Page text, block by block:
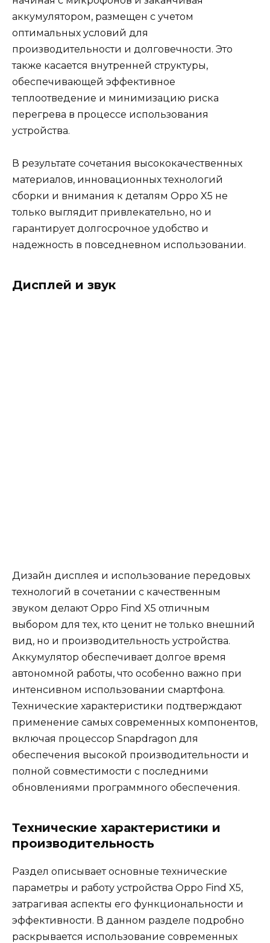
аккумулятором, размещен с учетом
оптимальных условий для
производительности и долговечности. Это
также касается внутренней структуры,
обеспечивающей эффективное
теплоотведение и минимизацию риска
перегрева в процессе использования
устройства.
В результате сочетания высококачественных
материалов, инновационных технологий
сборки и внимания к деталям Oppo X5 не
только выглядит привлекательно, но и
гарантирует долгосрочное удобство и
надежность в повседневном использовании.
Дисплей и звук
Дизайн дисплея и использование передовых
технологий в сочетании с качественным
звуком делают Oppo Find X5 отличным
выбором для тех, кто ценит не только внешний
вид, но и производительность устройства.
Аккумулятор обеспечивает долгое время
автономной работы, что особенно важно при
интенсивном использовании смартфона.
Технические характеристики подтверждают
применение самых современных компонентов,
включая процессор Snapdragon для
обеспечения высокой производительности и
полной совместимости с последними
обновлениями программного обеспечения.
Технические характеристики и
производительность
Раздел описывает основные технические
параметры и работу устройства Oppo Find X5,
затрагивая аспекты его функциональности и
эффективности. В данном разделе подробно
раскрывается использование современных